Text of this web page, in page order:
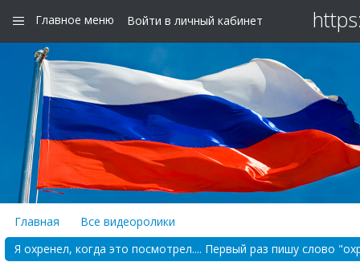
Главное меню Войти в личный кабинет
Главная
Все видеоролики
Я охренел, когда это посмотрел.... Первый раз пишу слово